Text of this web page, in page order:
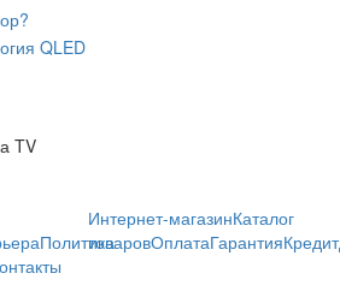
TV
Политика
Интернет-магазинКаталог
товаровОплатаГарантияКредит